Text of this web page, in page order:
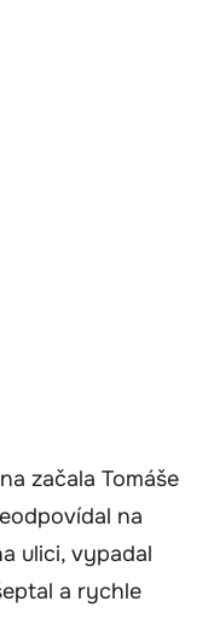
začala Tomáše
na
ulici, vypadal
a rychle